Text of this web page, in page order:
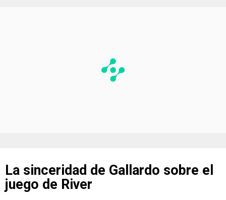
La sinceridad de Gallardo sobre el
juego de River